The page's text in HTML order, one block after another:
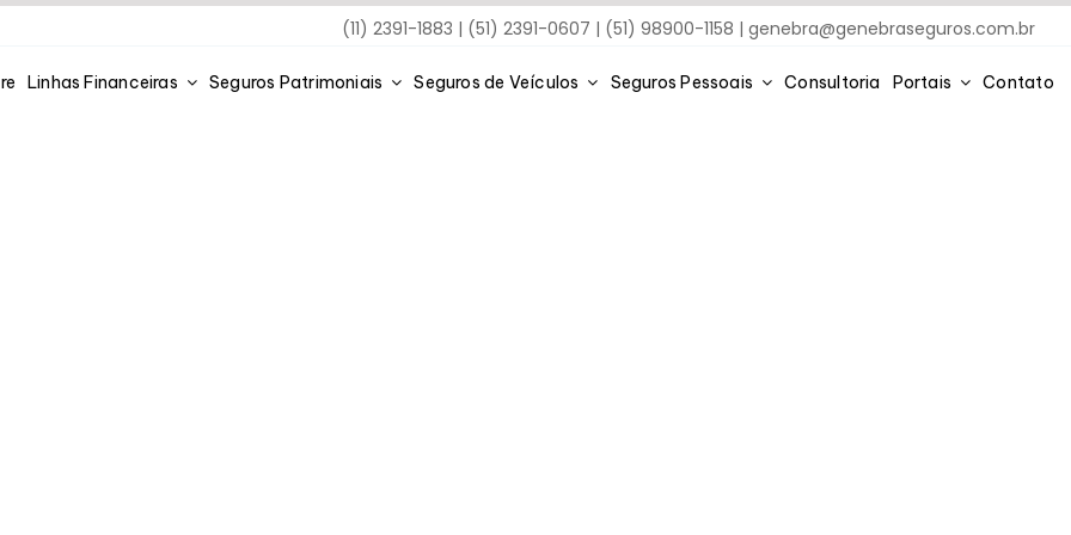
(11) 2391-1883 | (51) 2391-0607 | (51) 98900-1158 |genebra@genebraseguros.com.br
Linhas Financeiras Seguros Patrimoniais Seguros de Veículos Seguros Pessoais Consultoria Portais Contato